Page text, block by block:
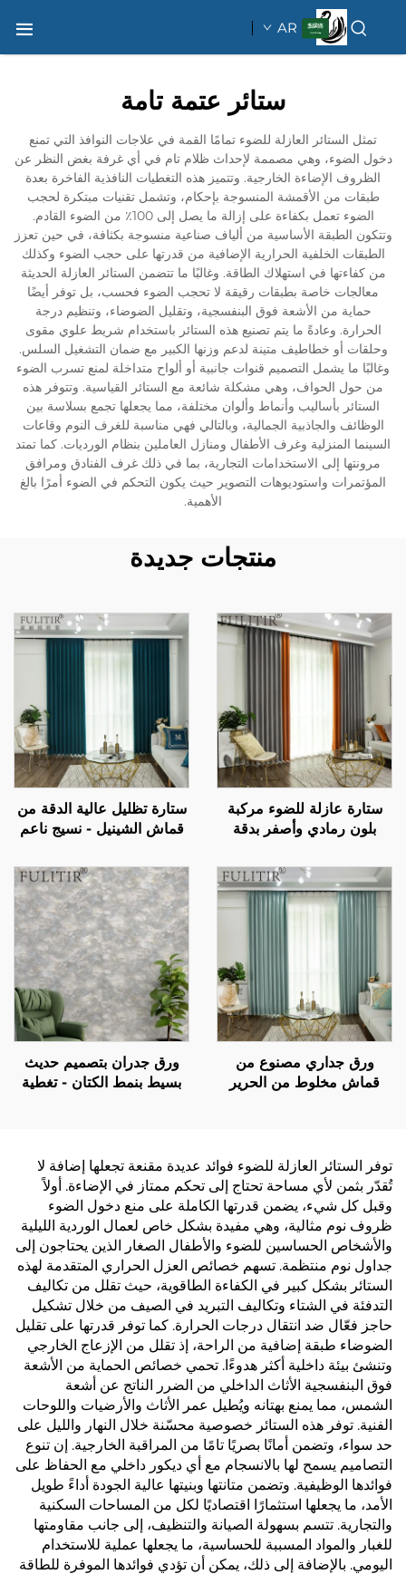
AR
ستائر عتمة تامة
تمثل الستائر العازلة للضوء تمامًا القمة في علاجات النوافذ التي تمنع
دخول الضوء، وهي مصممة لإحداث ظلام تام في أي غرفة بغض النظر عن
الظروف الإضاءة الخارجية. وتتميز هذه التغطيات النافذية الفاخرة بعدة
طبقات من الأقمشة المنسوجة بإحكام، وتشمل تقنيات مبتكرة لحجب
الضوء تعمل بكفاءة على إزالة ما يصل إلى 100٪ من الضوء القادم.
وتتكون الطبقة الأساسية من ألياف صناعية منسوجة بكثافة، في حين تعزز
الطبقات الخلفية الحرارية الإضافية من قدرتها على حجب الضوء وكذلك
من كفاءتها في استهلاك الطاقة. وغالبًا ما تتضمن الستائر العازلة الحديثة
معالجات خاصة بطبقات رقيقة لا تحجب الضوء فحسب، بل توفر أيضًا
حماية من الأشعة فوق البنفسجية، وتقليل الضوضاء، وتنظيم درجة
الحرارة. وعادةً ما يتم تصنيع هذه الستائر باستخدام شريط علوي مقوى
وحلقات أو خطاطيف متينة لدعم وزنها الكبير مع ضمان التشغيل السلس.
وغالبًا ما يشمل التصميم قنوات جانبية أو ألواح متداخلة لمنع تسرب الضوء
من حول الحواف، وهي مشكلة شائعة مع الستائر القياسية. وتتوفر هذه
الستائر بأساليب وأنماط وألوان مختلفة، مما يجعلها تجمع بسلاسة بين
الوظائف والجاذبية الجمالية، وبالتالي فهي مناسبة للغرف النوم وقاعات
السينما المنزلية وغرف الأطفال ومنازل العاملين بنظام الورديات. كما تمتد
مرونتها إلى الاستخدامات التجارية، بما في ذلك غرف الفنادق ومرافق
المؤتمرات واستوديوهات التصوير حيث يكون التحكم في الضوء أمرًا بالغ
الأهمية.
منتجات جديدة
ستارة عازلة للضوء مركبة
بلون رمادي وأصفر بدقة
ستارة ذات طراز حديث
وبسيط بألوان مُقَسَّمة
ستارة تظليل عالية الدقة من
قماش الشينيل - نسيج ناعم
ستارة مضادة للرياح وتحتفظ
بالدفء مناسبة لغرفة النوم
وغرفة المعيشة
ورق جداري مصنوع من
قماش مخلوط من الحرير
الجماليات الجديدة للجدران
ورق جدران بتصميم حديث
بسيط بنمط الكتان - تغطية
توفر الستائر العازلة للضوء فوائد عديدة مقنعة تجعلها إضافة لا
تُقدّر بثمن لأي مساحة تحتاج إلى تحكم ممتاز في الإضاءة. أولاً
وقبل كل شيء، يضمن قدرتها الكاملة على منع دخول الضوء
ظروف نوم مثالية، وهي مفيدة بشكل خاص لعمال الوردية الليلية
والأشخاص الحساسين للضوء والأطفال الصغار الذين يحتاجون إلى
جداول نوم منتظمة. تسهم خصائص العزل الحراري المتقدمة لهذه
الستائر بشكل كبير في الكفاءة الطاقوية، حيث تقلل من تكاليف
التدفئة في الشتاء وتكاليف التبريد في الصيف من خلال تشكيل
حاجز فعّال ضد انتقال درجات الحرارة. كما توفر قدرتها على تقليل
الضوضاء طبقة إضافية من الراحة، إذ تقلل من الإزعاج الخارجي
وتنشئ بيئة داخلية أكثر هدوءًا. تحمي خصائص الحماية من الأشعة
فوق البنفسجية الأثاث الداخلي من الضرر الناتج عن أشعة
الشمس، مما يمنع بهتانه ويُطيل عمر الأثاث والأرضيات واللوحات
الفنية. توفر هذه الستائر خصوصية محسّنة خلال النهار والليل على
حد سواء، وتضمن أمانًا بصريًا تامًا من المراقبة الخارجية. إن تنوع
التصاميم يسمح لها بالانسجام مع أي ديكور داخلي مع الحفاظ على
فوائدها الوظيفية. وتضمن متانتها وبنيتها عالية الجودة أداءً طويل
الأمد، ما يجعلها استثمارًا اقتصاديًا لكل من المساحات السكنية
والتجارية. تتسم بسهولة الصيانة والتنظيف، إلى جانب مقاومتها
للغبار والمواد المسببة للحساسية، ما يجعلها عملية للاستخدام
اليومي. بالإضافة إلى ذلك، يمكن أن تؤدي فوائدها الموفرة للطاقة